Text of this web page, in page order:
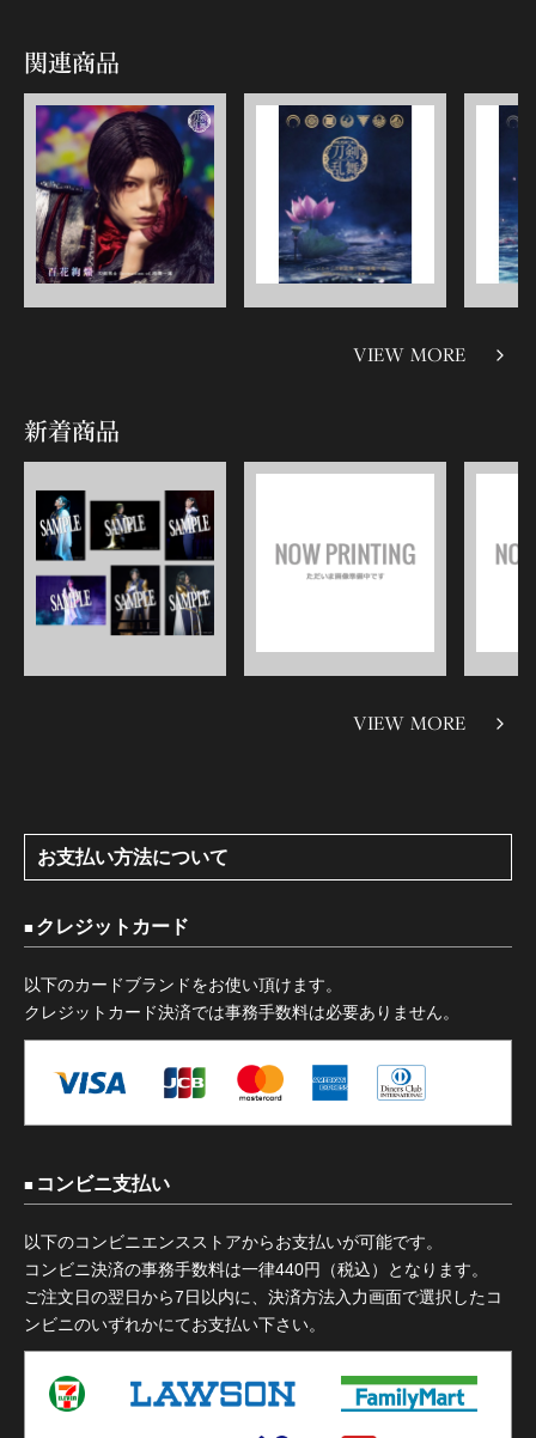
関連商品
VIEW MORE
新着商品
VIEW MORE
お支払い方法について
クレジットカード
以下のカードブランドをお使い頂けます。
クレジットカード決済では事務手数料は必要ありません。
コンビニ支払い
以下のコンビニエンスストアからお支払いが可能です。
コンビニ決済の事務手数料は一律440円（税込）となります。
ご注文日の翌日から7日以内に、決済方法入力画面で選択したコ
ンビニのいずれかにてお支払い下さい。